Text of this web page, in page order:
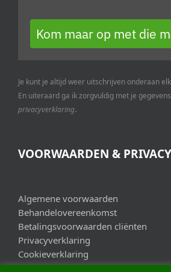
Kom maar op met die
Je kunt je altijd weer uitschrijven onderaan
En uiteraard ga ik zorgvuldig met je
privacyverklaring.
VOORWAARDEN & PRIVACY
Algemene voorwaarden
Behandelovereenkomst
Betalingsvoorwaarden cliënten
Privacyverklaring
Cookieverklaring